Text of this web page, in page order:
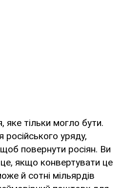
яке тільки могло бути.
російського уряду,
щоб повернути росіян. Ви
це, якщо конвертувати це
й сотні мільярдів